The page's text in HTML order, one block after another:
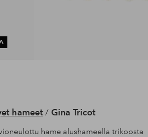
hameet/ Gina Tricot
hame alushameella trikoosta